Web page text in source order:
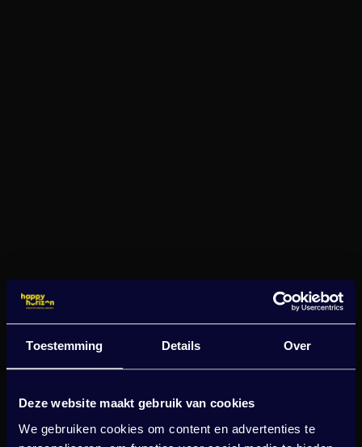
Toestemming Details Over
Deze website maakt gebruik van cookies
We gebruiken cookies om content en advertenties te